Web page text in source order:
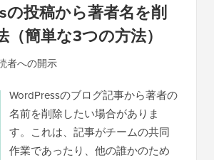
の投稿から著者名を削
（簡単な3つの方法）
者への開示
WordPressのブログ記事から著者の
名前を削除したい場合がありま
す。これは、記事がチームの共同
作業であったり、他の誰かのため